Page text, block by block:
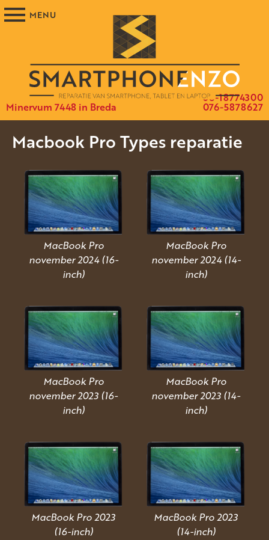
Minervum 7448 in Breda 076-5878627
06-18774300
Macbook Pro Types reparatie
MacBook Pro
november 2024 (16-
inch)
MacBook Pro
november 2024 (14-
inch)
MacBook Pro
november 2023 (16-
inch)
MacBook Pro
november 2023 (14-
inch)
MacBook Pro 2023
(16-inch)
MacBook Pro 2023
(14-inch)